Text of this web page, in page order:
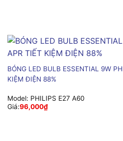
BÓNG LED BULB ESSENTIAL 9W
KIỆM ĐIỆN 88%
Model: PHILIPS E27 A60
Giá:96,000₫